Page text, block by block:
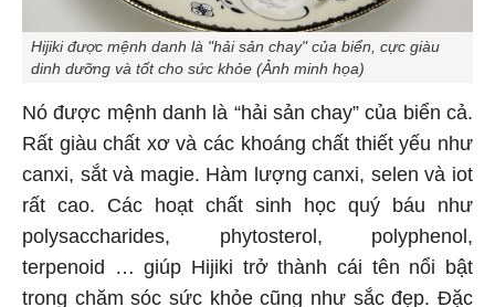
Hijiki được mệnh danh là "hải sản chay" của biển, cực giàu
dinh dưỡng và tốt cho sức khỏe (Ảnh minh họa)
Nó được mệnh danh là “hải sản chay” của biển cả.
Rất giàu chất xơ và các khoáng chất thiết yếu như
canxi, sắt và magie. Hàm lượng canxi, selen và iot
rất cao. Các hoạt chất sinh học quý báu như
polysaccharides, phytosterol, polyphenol,
terpenoid … giúp Hijiki trở thành cái tên nổi bật
trong chăm sóc sức khỏe cũng như sắc đẹp. Đặc